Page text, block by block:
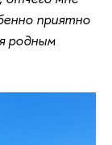
приятно
родным